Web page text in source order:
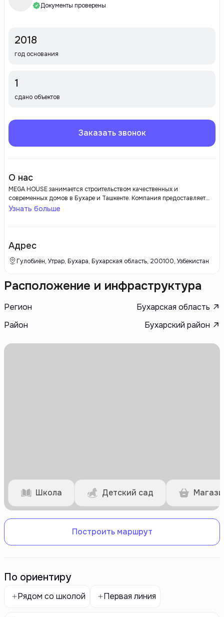
Документы проверены
2018
год основания
1
сдано объектов
Заказать звонок
О нас
MEGA HOUSE занимается строительством качественных и
современных домов в Бухаре и Ташкенте. Компания предоставляет
услуги на высоком уровне и использует передовые технологии и
Узнать больше
Адрес
Гулобиён, Утрар, Бухара, Бухарская область, 200100, Узбекистан
Расположение и инфраструктура
Регион
Бухарская область
Район
Бухарский район
Школа Детский сад
Построить маршрут
По ориентиру
Рядом со школой Первая линия